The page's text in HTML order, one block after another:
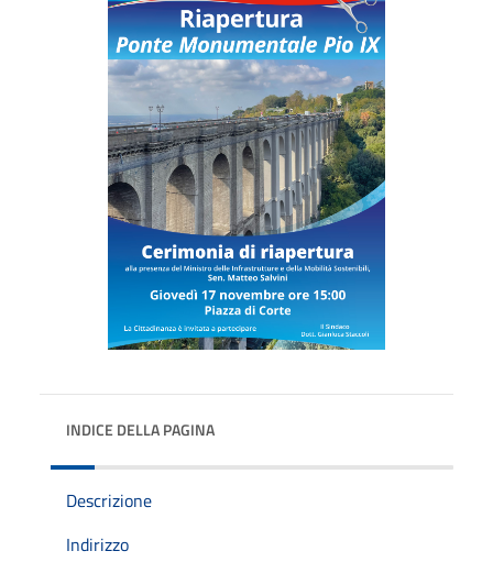
INDICE DELLA PAGINA
Descrizione
Indirizzo